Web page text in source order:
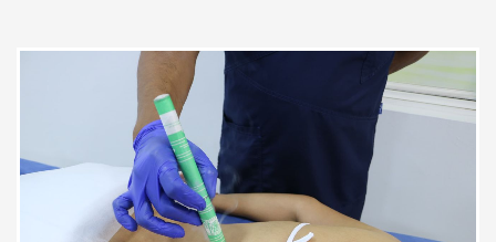
Muy buena la atención tanto del
médico como la enfermera , y Rafa